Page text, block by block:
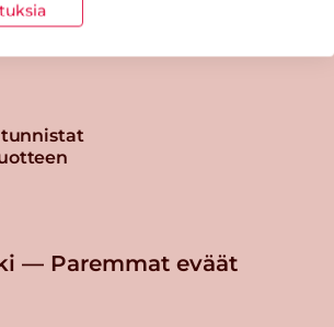
tunnistat
— Paremmat eväät